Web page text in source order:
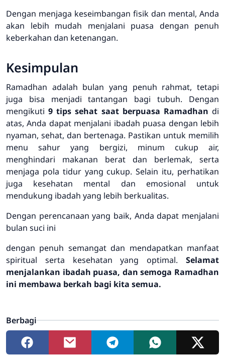
Dengan menjaga keseimbangan fisik dan mental, Anda
akan lebih mudah menjalani puasa dengan penuh
keberkahan dan ketenangan.
Kesimpulan
Ramadhan adalah bulan yang penuh rahmat, tetapi
juga bisa menjadi tantangan bagi tubuh. Dengan
mengikuti9 tips sehat saat berpuasa Ramadhan di
atas, Anda dapat menjalani ibadah puasa dengan lebih
nyaman, sehat, dan bertenaga. Pastikan untuk memilih
menu sahur yang bergizi, minum cukup air,
menghindari makanan berat dan berlemak, serta
menjaga pola tidur yang cukup. Selain itu, perhatikan
juga kesehatan mental dan emosional untuk
mendukung ibadah yang lebih berkualitas.
Dengan perencanaan yang baik, Anda dapat menjalani
bulan suci ini
dengan penuh semangat dan mendapatkan manfaat
spiritual serta kesehatan yang optimal. Selamat
menjalankan ibadah puasa, dan semoga Ramadhan
ini membawa berkah bagi kita semua.
Berbagi